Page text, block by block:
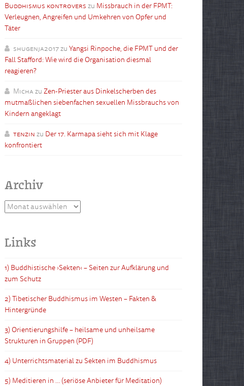
Buddhismus kontrovers zu Missbrauch in der FPMT:
Verleugnen, Angreifen und Umkehren von Opfer und
Täter
shugenja2017zu Yangsi Rinpoche, die FPMT und der
Fall Stafford: Wie wird die Organisation diesmal
reagieren?
Micha zu Zen-Priester aus Dinkelscherben des
mutmaßlichen siebenfachen sexuellen Missbrauchs von
Kindern angeklagt
tenzin zu Der 17. Karmapa sieht sich mit Klage
konfrontiert
Archiv
Archiv
Links
1) Buddhistische ›Sekten‹ – Seiten zur Aufklärung und
zum Schutz
2) Tibetischer Buddhismus im Westen – Fakten &
Hintergründe
3) Orientierungshilfe – heilsame und unheilsame
Strukturen in Gruppen (PDF)
4) Unterrichtsmaterial zu Sekten im Buddhismus
5) Meditieren in … (seriöse Anbieter für Meditation)